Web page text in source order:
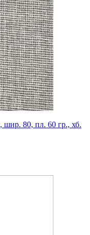
шир. 80, пл. 60 гр., хб.